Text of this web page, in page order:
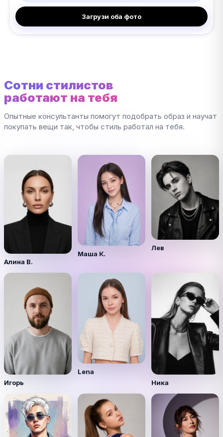
Загрузи оба фото
Сотни стилистов
работают на тебя
Опытные консультанты помогут подобрать образ и научат
покупать вещи так, чтобы стиль работал на тебя.
Алина В.
Маша К.
Лев
Игорь
Lena
Ника